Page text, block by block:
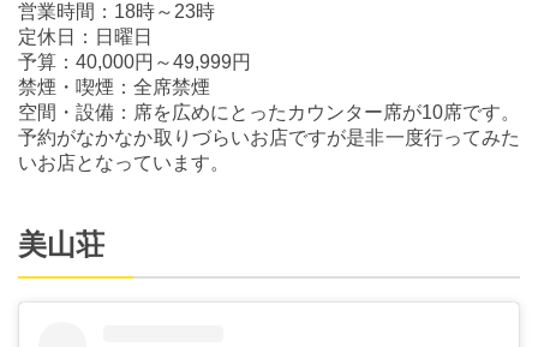
営業時間：18時～23時
定休日：日曜日
予算：40,000円～49,999円
禁煙・喫煙：全席禁煙
空間・設備：席を広めにとったカウンター席が10席です。
予約がなかなか取りづらいお店ですが是非一度行ってみた
いお店となっています。
美山荘